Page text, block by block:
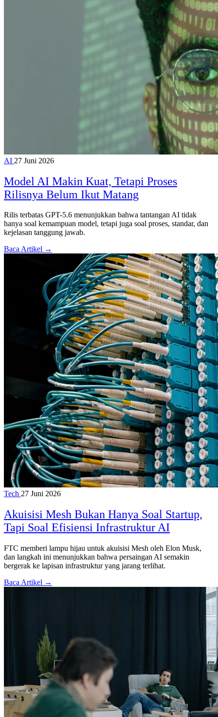
AI 27 Juni 2026
Model AI Makin Kuat, Tetapi Proses
Rilisnya Belum Ikut Matang
Rilis terbatas GPT-5.6 menunjukkan bahwa tantangan AI tidak
hanya soal kemampuan model, tetapi juga soal proses, standar, dan
kejelasan tanggung jawab.
Baca Artikel →
Tech 27 Juni 2026
Akuisisi Mesh Bukan Hanya Soal Startup,
Tapi Soal Efisiensi Infrastruktur AI
FTC memberi lampu hijau untuk akuisisi Mesh oleh Elon Musk,
dan langkah ini menunjukkan bahwa persaingan AI semakin
bergerak ke lapisan infrastruktur yang jarang terlihat.
Baca Artikel →